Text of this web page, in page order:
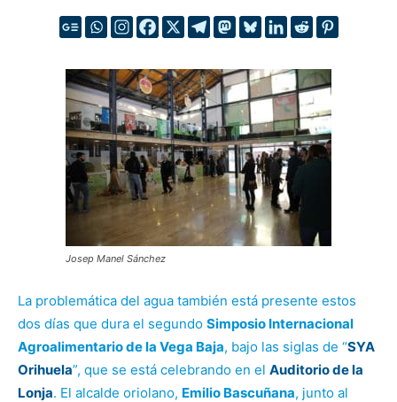
Josep Manel Sánchez
La problemática del agua también está presente estos
dos días que dura el segundo Simposio Internacional
Agroalimentario de la Vega Baja, bajo las siglas de “SYA
Orihuela”, que se está celebrando en el Auditorio de la
Lonja. El alcalde oriolano, Emilio Bascuñana, junto al